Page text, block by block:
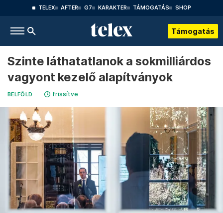
TELEX AFTER G7 KARAKTER TÁMOGATÁS SHOP
Támogatás
Szinte láthatatlanok a sokmilliárdos
vagyont kezelő alapítványok
BELFÖLD frissítve